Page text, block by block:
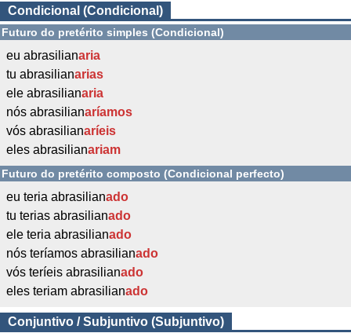
Condicional (Condicional)
Futuro do pretérito simples (Condicional)
eu abrasilianaria
tu abrasilianarias
ele abrasilianaria
nós abrasilianaríamos
vós abrasilianaríeis
eles abrasilianariam
Futuro do pretérito composto (Condicional perfecto)
eu teria abrasilianado
tu terias abrasilianado
ele teria abrasilianado
nós teríamos abrasilianado
vós teríeis abrasilianado
eles teriam abrasilianado
Conjuntivo / Subjuntivo (Subjuntivo)